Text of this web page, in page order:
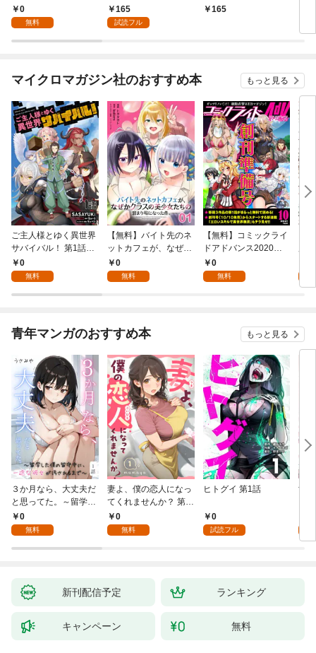
れた万能育成師はポン
コツ冒険者を覚醒させ
目指します～ 第1話
0
無料
課金するほどチート
機能が手に入るんです
165
試読フル
したが、隣国のお抱え
てお断りです！～1巻
165
マイクロマガジン社のおすすめ本 もっと見る
ご主人様とゆく異世界
サバイバル！ 第1話
【単話版】
0
無料
【無料】バイト先のネ
ットカフェが、なぜか
クラスの美少女たちの
溜まり場になった件。
0
無料
【無料】コミックライ
ドアドバンス2020年1
0月創刊準備号(vol.01)
0
無料
世
の
青年マンガのおすすめ本 もっと見る
３か月なら、大丈夫だ
と思ってた。～留学し
た僕の留守中に、一途
な彼女が汚されるまで
0
無料
妻よ、僕の恋人になっ
てくれませんか？ 第1
話0
無料
ヒトグイ 第1話
0
試読フル
世
新刊配信予定 ランキング
キャンペーン 無料